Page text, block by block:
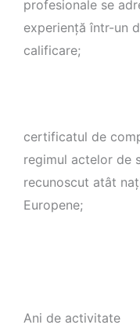
profesionale se
experienţă într-un
calificare;
certificatul de
regimul actelor de
recunoscut atât
Europene;
Ani de activitate